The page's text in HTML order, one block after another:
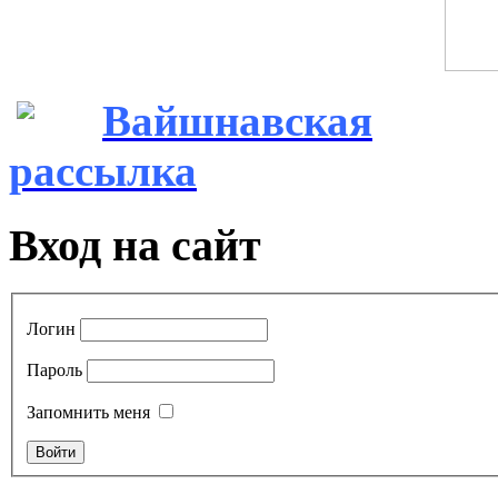
Вайшнавская
рассылка
Вход на сайт
Логин
Пароль
Запомнить меня